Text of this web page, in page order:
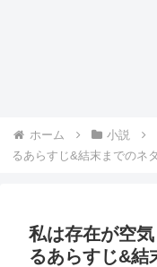
ホーム 小説
るあらすじ&結末までのネ
私は存在が空
るあらすじ&結